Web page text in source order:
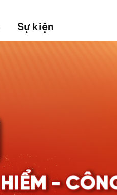
Sự kiện